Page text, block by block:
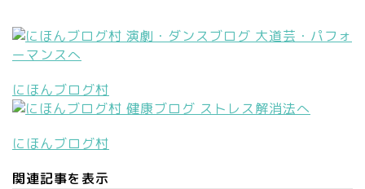
にほんブログ村
にほんブログ村
関連記事を表示